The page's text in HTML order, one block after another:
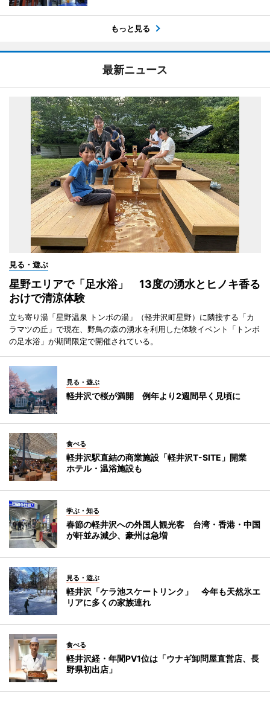
もっと見る
最新ニュース
見る・遊ぶ
星野エリアで「足水浴」 13度の湧水とヒノキ香る
おけで清涼体験
立ち寄り湯「星野温泉 トンボの湯」（軽井沢町星野）に隣接する「カ
ラマツの丘」で現在、野鳥の森の湧水を利用した体験イベント「トンボ
の足水浴」が期間限定で開催されている。
見る・遊ぶ
軽井沢で桜が満開 例年より2週間早く見頃に
食べる
軽井沢駅直結の商業施設「軽井沢T-SITE」開業
ホテル・温浴施設も
学ぶ・知る
春節の軽井沢への外国人観光客 台湾・香港・中国
が軒並み減少、豪州は急増
見る・遊ぶ
軽井沢「ケラ池スケートリンク」 今年も天然氷エ
リアに多くの家族連れ
食べる
軽井沢経・年間PV1位は「ウナギ卸問屋直営店、長
野県初出店」